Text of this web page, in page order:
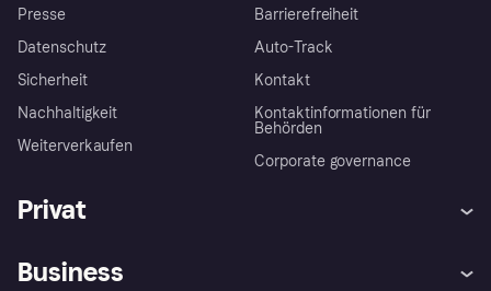
Presse
Datenschutz
Sicherheit
Nachhaltigkeit
Weiterverkaufen
Barrierefreiheit
Auto-Track
Kontakt
Kontaktinformationen für
Behörden
Corporate governance
Privat
Business